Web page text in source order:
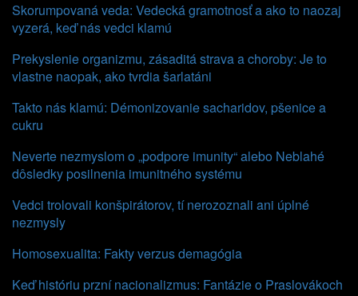
Skorumpovaná veda: Vedecká gramotnosť a ako to naozaj
vyzerá, keď nás vedci klamú
Prekyslenie organizmu, zásaditá strava a choroby: Je to
vlastne naopak, ako tvrdia šarlatáni
Takto nás klamú: Démonizovanie sacharidov, pšenice a
cukru
Neverte nezmyslom o „podpore imunity“ alebo Neblahé
dôsledky posilnenia imunitného systému
Vedci trolovali konšpirátorov, tí nerozoznali ani úplné
nezmysly
Homosexualita: Fakty verzus demagógia
Keď históriu przní nacionalizmus: Fantázie o Praslovákoch